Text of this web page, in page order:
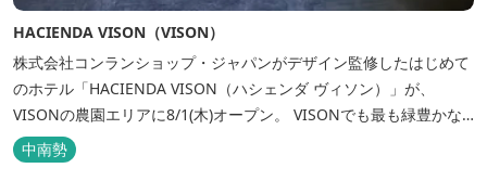
HACIENDA VISON（VISON）
株式会社コンランショップ・ジャパンがデザイン監修したはじめて
のホテル「HACIENDA VISON（ハシェンダ ヴィソン）」が、
VISONの農園エリアに8/1(木)オープン。 VISONでも最も緑豊かな
農園エリアに建つHACIENDA VISON。 ホテル名
の“HACIENDA”は、スペイン語で荘園の主の館を...
中南勢